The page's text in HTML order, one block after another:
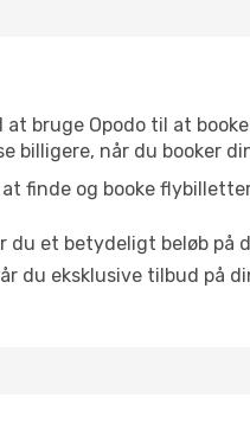
bruge Opodo til at
billigere, når du booker
at finde og booke
du et betydeligt beløb
du eksklusive tilbud på